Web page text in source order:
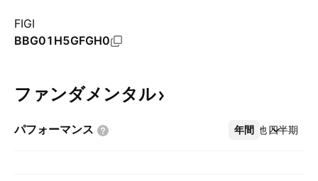
FIGI
BBG01H5GFGH0
ファンダメンタル
パフォーマンス 年間 四半期
その他